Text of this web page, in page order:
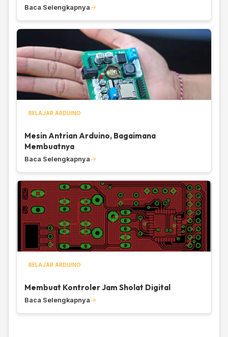
Baca Selengkapnya
BELAJAR ARDUINO
Mesin Antrian Arduino, Bagaimana
Membuatnya
Baca Selengkapnya
BELAJAR ARDUINO
Membuat Kontroler Jam Sholat Digital
Baca Selengkapnya